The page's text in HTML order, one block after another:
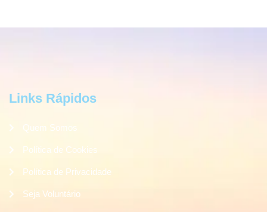
Links Rápidos
Quem Somos
Política de Cookies
Política de Privacidade
Seja Voluntário